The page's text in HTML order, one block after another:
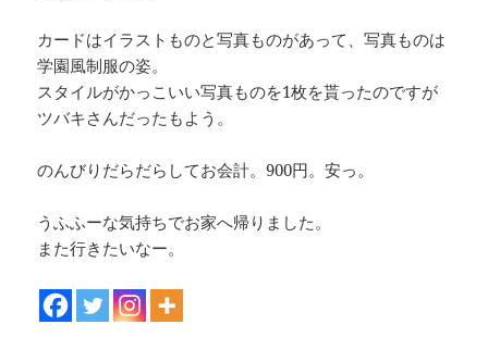
カードはイラストものと写真ものがあって、写真ものは
学園風制服の姿。
スタイルがかっこいい写真ものを1枚を貰ったのですが
ツバキさんだったもよう。
のんびりだらだらしてお会計。900円。安っ。
うふふーな気持ちでお家へ帰りました。
また行きたいなー。